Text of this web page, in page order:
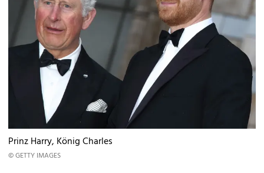
Prinz Harry, König Charles
© GETTY IMAGES